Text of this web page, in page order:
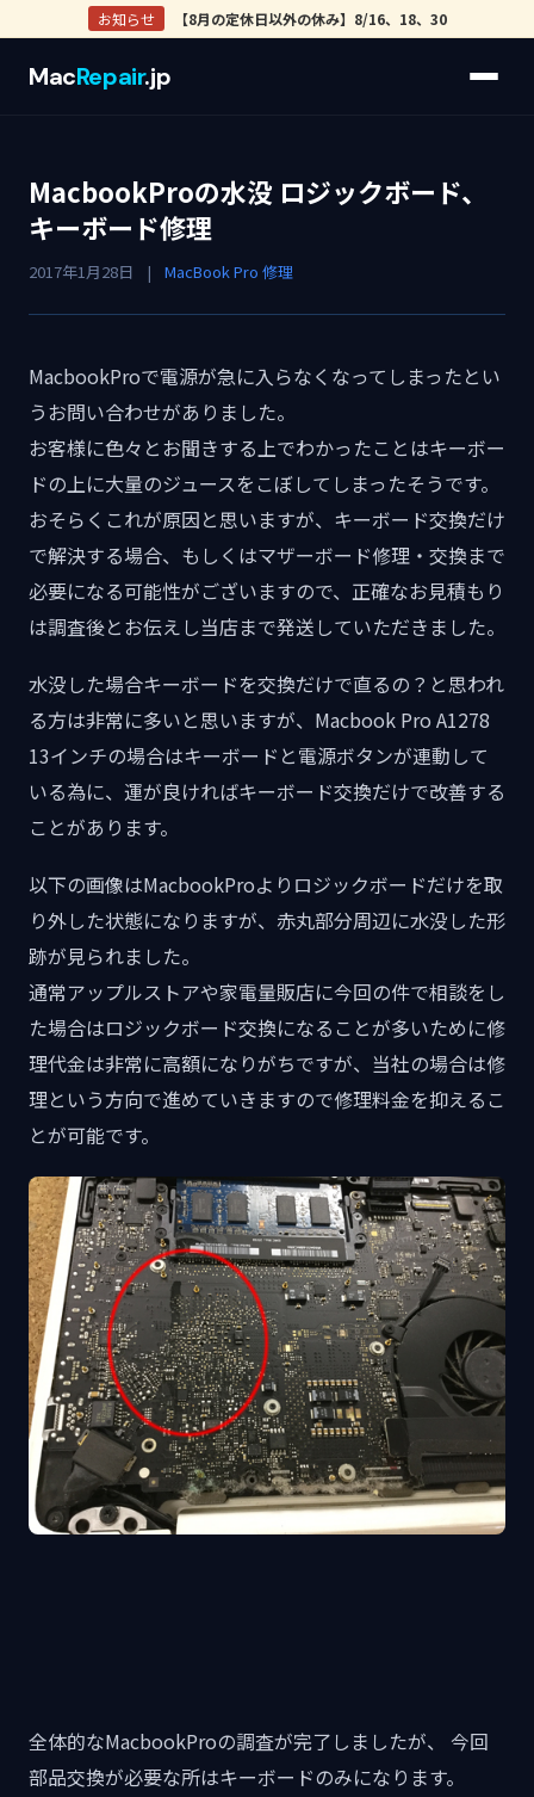
お知らせ 【8月の定休日以外の休み】8/16、18、30
MacRepair.jp
MacbookProの水没 ロジックボード、
キーボード修理
2017年1月28日 | MacBook Pro 修理
MacbookProで電源が急に入らなくなってしまったとい
うお問い合わせがありました。
お客様に色々とお聞きする上でわかったことはキーボー
ドの上に大量のジュースをこぼしてしまったそうです。
おそらくこれが原因と思いますが、キーボード交換だけ
で解決する場合、もしくはマザーボード修理・交換まで
必要になる可能性がございますので、正確なお見積もり
は調査後とお伝えし当店まで発送していただきました。
水没した場合キーボードを交換だけで直るの？と思われ
る方は非常に多いと思いますが、Macbook Pro A1278
13インチの場合はキーボードと電源ボタンが連動して
いる為に、運が良ければキーボード交換だけで改善する
ことがあります。
以下の画像はMacbookProよりロジックボードだけを取
り外した状態になりますが、赤丸部分周辺に水没した形
跡が見られました。
通常アップルストアや家電量販店に今回の件で相談をし
た場合はロジックボード交換になることが多いために修
理代金は非常に高額になりがちですが、当社の場合は修
理という方向で進めていきますので修理料金を抑えるこ
とが可能です。
全体的なMacbookProの調査が完了しましたが、 今回
部品交換が必要な所はキーボードのみになります。